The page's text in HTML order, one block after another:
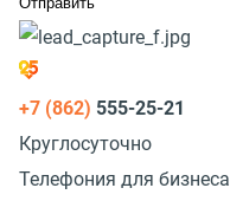
+7 (862) 555-25-21
Круглосуточно
Телефония для бизнеса